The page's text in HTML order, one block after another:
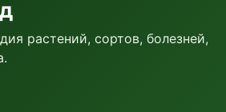
растений, сортов, болезней,